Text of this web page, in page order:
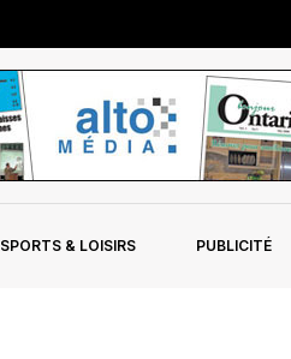
SPORTS & LOISIRS PUBLICITÉ